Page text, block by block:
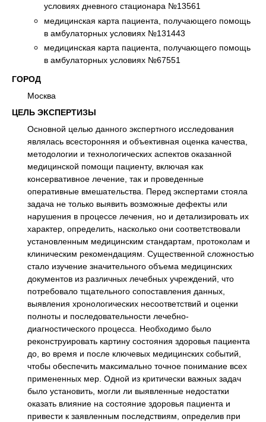
условиях дневного стационара №13561
медицинская карта пациента, получающего помощь
в амбулаторных условиях №131443
медицинская карта пациента, получающего помощь
в амбулаторных условиях №67551
ГОРОД
Москва
ЦЕЛЬ ЭКСПЕРТИЗЫ
Основной целью данного экспертного исследования
являлась всесторонняя и объективная оценка качества,
методологии и технологических аспектов оказанной
медицинской помощи пациенту, включая как
консервативное лечение, так и проведенные
оперативные вмешательства. Перед экспертами стояла
задача не только выявить возможные дефекты или
нарушения в процессе лечения, но и детализировать их
характер, определить, насколько они соответствовали
установленным медицинским стандартам, протоколам и
клиническим рекомендациям. Существенной сложностью
стало изучение значительного объема медицинских
документов из различных лечебных учреждений, что
потребовало тщательного сопоставления данных,
выявления хронологических несоответствий и оценки
полноты и последовательности лечебно-
диагностического процесса. Необходимо было
реконструировать картину состояния здоровья пациента
до, во время и после ключевых медицинских событий,
чтобы обеспечить максимально точное понимание всех
примененных мер. Одной из критически важных задач
было установить, могли ли выявленные недостатки
оказать влияние на состояние здоровья пациента и
привести к заявленным последствиям, определив при